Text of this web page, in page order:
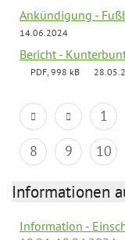
Ankündigung -
14.06.2024
Bericht -
PDF, 998 kB
1
8
9 10
Informationen
Information -